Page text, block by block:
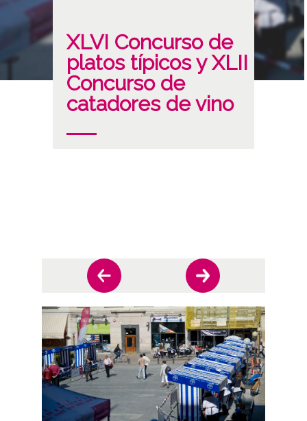
XLVI Concurso de
platos típicos y XLII
Concurso de
catadores de vino